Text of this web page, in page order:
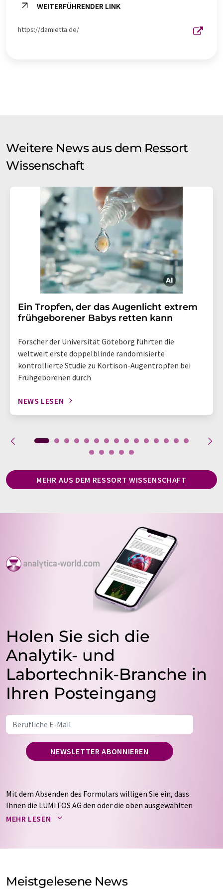
WEITERFÜHRENDER LINK
https://damietta.de/
Weitere News aus dem Ressort
Wissenschaft
Ein Tropfen, der das Augenlicht extrem
frühgeborener Babys retten kann
Forscher der Universität Göteborg führten die
weltweit erste doppelblinde randomisierte
kontrollierte Studie zu Kortison-Augentropfen bei
Frühgeborenen durch
NEWS LESEN
MEHR AUS DEM RESSORT WISSENSCHAFT
Holen Sie sich die
Analytik- und
Labortechnik-Branche in
Ihren Posteingang
NEWSLETTER ABONNIEREN
Mit dem Absenden des Formulars willigen Sie ein, dass
Ihnen die LUMITOS AG den oder die oben ausgewählten
Newsletter per E-Mail zusendet. Ihre Daten werden
auf Basis unsererDatenschutzerklärung. LUMITOS darf
Meinungsforschung per E-Mail kontaktieren. Ihre
Einwilligung können Sie jederzeit ohne Angabe von
MEHR LESEN
Meistgelesene News